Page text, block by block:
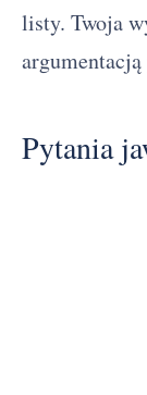
listy. Twoja
Pytania